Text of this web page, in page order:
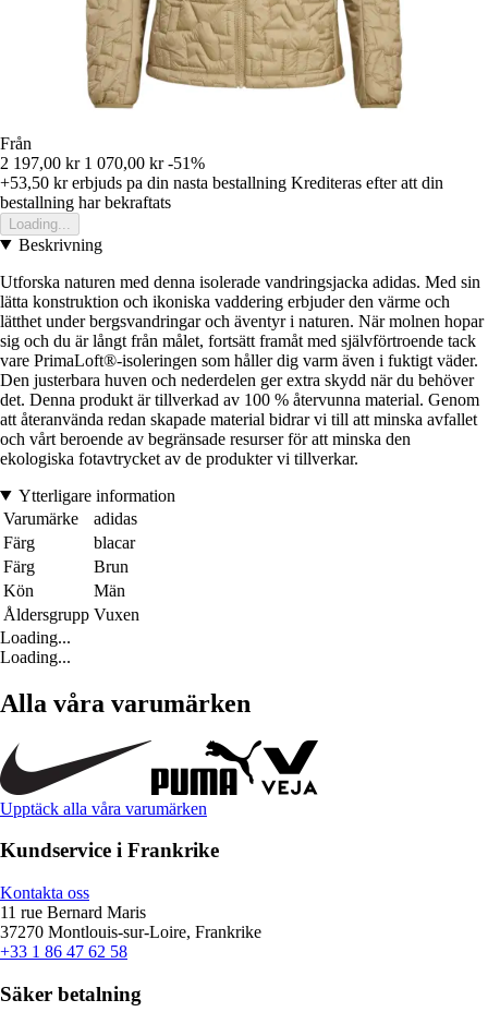
Från
2 197,00 kr 1 070,00 kr -51%
+53,50 krerbjuds pa din nasta bestallning Krediteras efter att din
bestallning har bekraftats
Loading...
Beskrivning
Utforska naturen med denna isolerade vandringsjacka adidas. Med sin
lätta konstruktion och ikoniska vaddering erbjuder den värme och
lätthet under bergsvandringar och äventyr i naturen. När molnen hopar
sig och du är långt från målet, fortsätt framåt med självförtroende tack
vare PrimaLoft®-isoleringen som håller dig varm även i fuktigt väder.
Den justerbara huven och nederdelen ger extra skydd när du behöver
det. Denna produkt är tillverkad av 100 % återvunna material. Genom
att återanvända redan skapade material bidrar vi till att minska avfallet
och vårt beroende av begränsade resurser för att minska den
ekologiska fotavtrycket av de produkter vi tillverkar.
Ytterligare information
Varumärke
adidas
Färg
blacar
Färg
Brun
Kön
Män
Åldersgrupp Vuxen
Loading...
Loading...
Alla våra varumärken
Upptäck alla våra varumärken
Kundservice i Frankrike
Kontakta oss
11 rue Bernard Maris
37270 Montlouis-sur-Loire, Frankrike
+33 1 86 47 62 58
Säker betalning